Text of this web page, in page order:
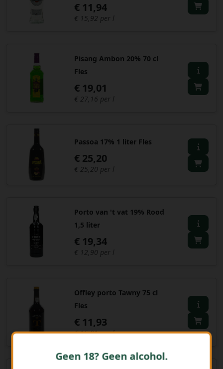
€ 11,94
€ 15,92 per l
Pisang Ambon 20% 70 cl
Fles
€ 19,01
€ 27,16 per l
Passoa 17% 1 liter Fles
€ 25,20
€ 25,20 per l
Porto van 't vat 19% Rood
1,5 liter
€ 19,34
€ 12,90 per l
Offley porto Tawny 75 cl
Fles
€ 11,93
€ 15,91 per l
Geen 18? Geen alcohol.